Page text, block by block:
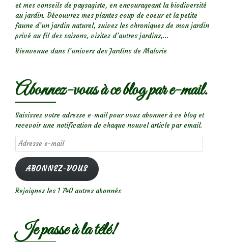
et mes conseils de paysagiste, en encourageant la biodiversité
au jardin. Découvrez mes plantes coup de coeur et la petite
faune d’un jardin naturel, suivez les chroniques de mon jardin
privé au fil des saisons, visitez d’autres jardins,...
Bienvenue dans l’univers des Jardins de Malorie
Abonnez-vous à ce blog par e-mail.
Saisissez votre adresse e-mail pour vous abonner à ce blog et
recevoir une notification de chaque nouvel article par email.
Adresse
e-
mail
ABONNEZ-VOUS
Rejoignez les 1 740 autres abonnés
Je passe à la télé!